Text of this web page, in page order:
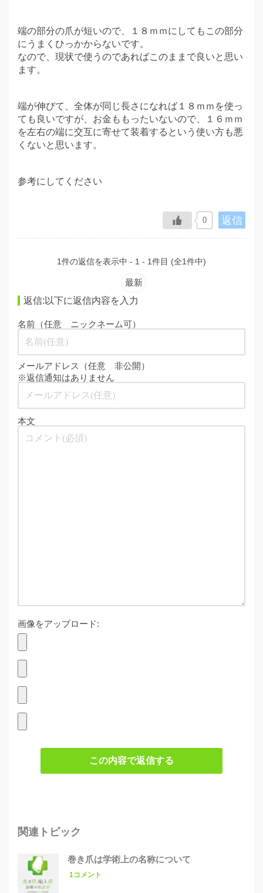
端の部分の爪が短いので、１８ｍｍにしてもこの部分
にうまくひっかからないです。
なので、現状で使うのであればこのままで良いと思い
ます。
端が伸びて、全体が同じ長さになれば１８ｍｍを使っ
ても良いですが、お金ももったいないので、１６ｍｍ
を左右の端に交互に寄せて装着するという使い方も悪
くないと思います。
参考にしてください
返信
0
1件の返信を表示中 - 1 - 1件目 (全1件中)
最新
返信:以下に返信内容を入力
名前（任意 ニックネーム可）
メールアドレス（任意 非公開）
※返信通知はありません
本文
画像をアップロード:
この内容で返信する
関連トピック
巻き爪は学術上の名称について
1コメント